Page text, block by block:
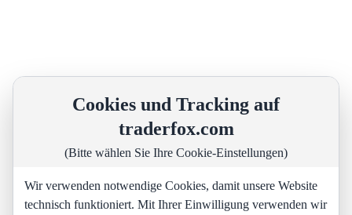
Cookies und Tracking auf
traderfox.com
(Bitte wählen Sie Ihre Cookie-Einstellungen)
Wir verwenden notwendige Cookies, damit unsere Website
technisch funktioniert. Mit Ihrer Einwilligung verwenden wir